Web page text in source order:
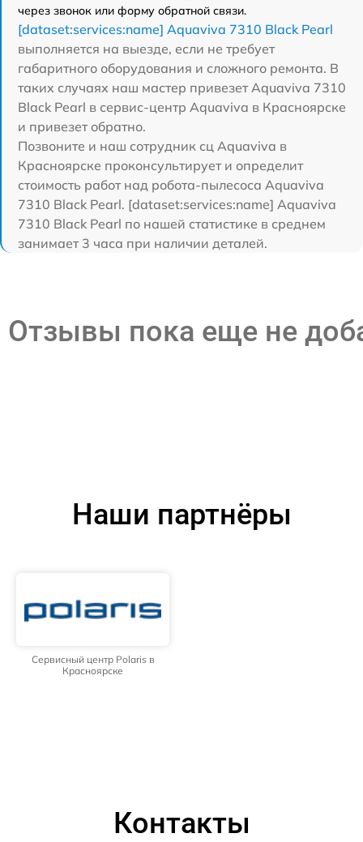
через звонок или форму обратной связи.
[dataset:services:name] Aquaviva 7310 Black Pearl
выполняется на выезде, если не требует
габаритного оборудования и сложного ремонта. В
таких случаях наш мастер привезет Aquaviva 7310
Black Pearl в сервис-центр Aquaviva в Красноярске
и привезет обратно.
Позвоните и наш сотрудник сц Aquaviva в
Красноярске проконсультирует и определит
стоимость работ над робота-пылесоса Aquaviva
7310 Black Pearl. [dataset:services:name] Aquaviva
7310 Black Pearl по нашей статистике в среднем
занимает 3 часа при наличии деталей.
Отзывы пока еще не
Наши партнёры
Сервисный центр Polaris в
Красноярске
Контакты